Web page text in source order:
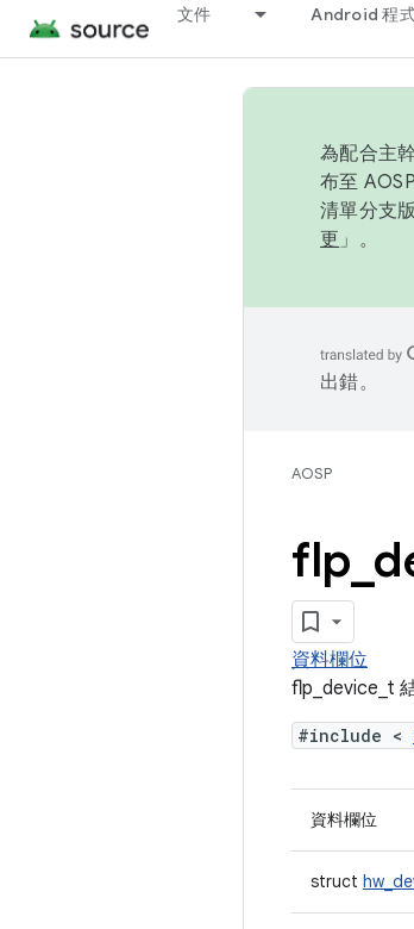
文件 Android 程
為配合主
布至
清單分支
更 」。
出錯。
AOSP
flp
資料欄位
flp_device_t
#include <
資料欄位
struct